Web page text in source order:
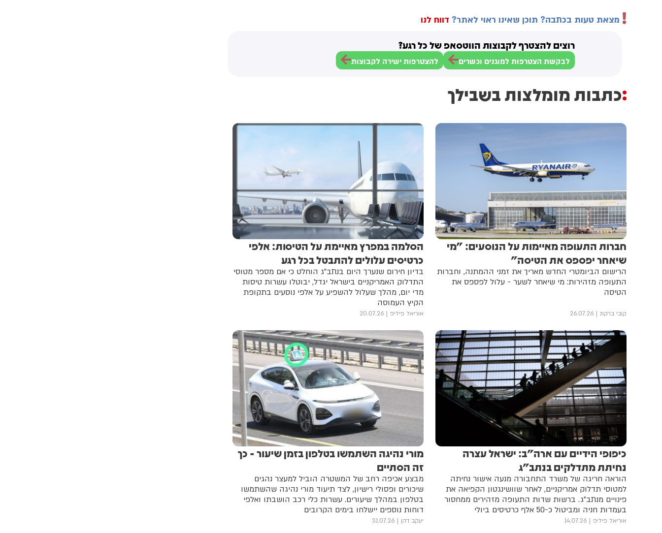
מצאת טעות בכתבה? תוכן שאינו ראוי לאתר? דווח לנו
רוצים להצטרף לקבוצות הווטסאפ של כל רגע?
לבקשת הצטרפות למוגנים וכשרים להצטרפות ישירה לקבוצות
כתבות מומלצות בשבילך
חברות התעופה מאיימות על הנוסעים: "מי
שיאחר יפספס את הטיסה"
הרישום הביומטרי החדש מאריך את זמני ההמתנה, וחברות
התעופה מזהירות: מי שיאחר לשער - עלול לפספס את
הטיסה
קובי ברקת 26.07.26
הסלמה במפרץ מאיימת על הטיסות: אלפי
כרטיסים עלולים להתבטל בכל רגע
בדיון חירום שנערך היום בנתב"ג הוחלט כי אם מספר מטוסי
התדלוק האמריקניים בישראל יגדל, יבוטלו עשרות טיסות
מדי יום, מהלך שעלול להשפיע על אלפי נוסעים בתקופת
הקיץ העמוסה
אוריאל פיליפ 20.07.26
כיפופי הידיים עם ארה"ב: ישראל עצרה
נחיתת מתדלקים בנתב"ג
הוראה חריגה של משרד התחבורה מנעה אישור נחיתה
למטוסי תדלוק אמריקניים, לאחר שוושינגטון הקפיאה את
פינויים מנתב"ג. ברשות שדות התעופה מזהירים ממחסור
בעמדות חניה ומביטול כ-50 אלף כרטיסים ביולי
אוריאל פיליפ 14.07.26
מורי נהיגה השתמשו בטלפון בזמן שיעור - כך
זה הסתיים
מבצע אכיפה רחב של המשטרה הוביל למעצר נהגים
שיכורים ופסולי רישיון, לצד תיעוד מורי נהיגה שהשתמשו
בטלפון במהלך שיעורים. עשרות כלי רכב הושבתו ואלפי
דוחות נוספים יישלחו בימים הקרובים
יעקב דהן 31.07.26